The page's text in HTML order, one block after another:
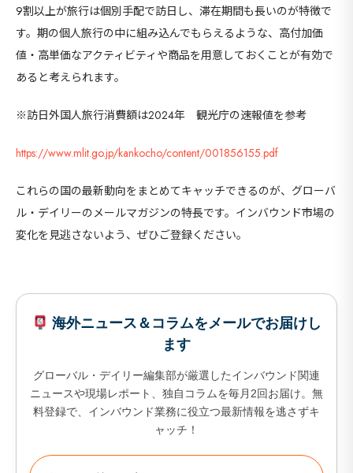
9割以上が旅行は個別手配で訪日し、滞在期間も長いのが特徴で
す。期の個人旅行の中に組み込んでもらえるような、高付加価
値・高単価なアクティビティや商品を用意しておくことが有効で
あると考えられます。
※訪日外国人旅行消費額は2024年 観光庁の速報値を参考
https://www.mlit.go.jp/kankocho/content/001856155.pdf
これらの国の最新動向をまとめてキャッチできるのが、グローバ
ル・デイリーのメールマガジンの特長です。インバウンド市場の
変化を見逃さないよう、ぜひご登録ください。
海外ニュース＆コラムをメールでお届けし
ます
グローバル・デイリー編集部が厳選したインバウンド関連
ニュースや現場レポート、独自コラムを毎月2回お届け。無
料登録で、インバウンド業務に役立つ最新情報を逃さずキ
ャッチ！